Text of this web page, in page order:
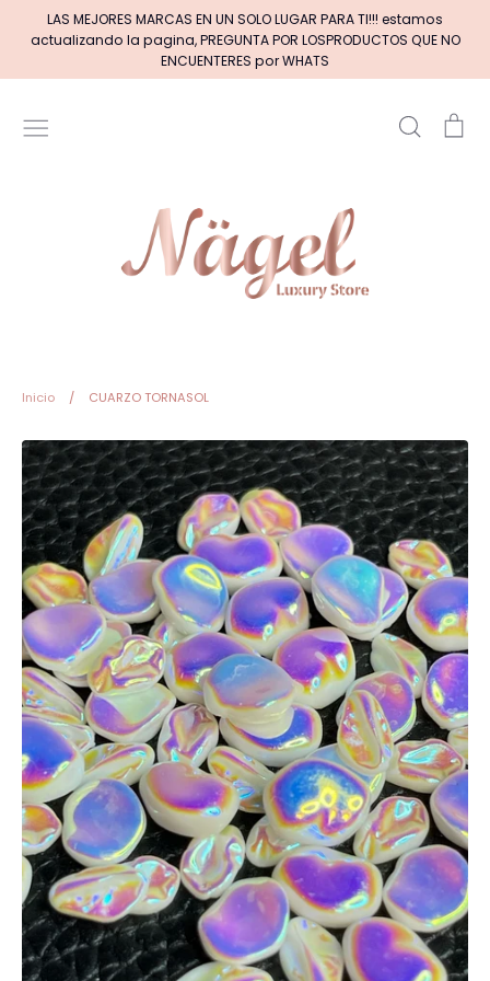
directamente
contenido
LAS MEJORES MARCAS EN UN SOLO LUGAR PARA TI!!! estamos
actualizando la pagina, PREGUNTA POR LOSPRODUCTOS QUE NO
ENCUENTERES por WHATS
Buscar
MARCAS DE ACRILICOS & GEL PINCELES (por tipos)
+BASE RUBBER+
BASICOS (primer, base, top, resinas)
*****EFECTOS EN GEL**** EFECTOS ESPEJO METALICOS
DECORACIONES (Glitter, Foil, Estoperoles...)
Stickers & Tattoos para uñas
Herramientas
Inicio / CUARZO TORNASOL